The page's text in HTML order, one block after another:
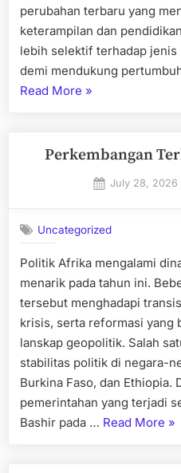
perubahan terbaru yang
keterampilan dan
lebih selektif terhadap
demi mendukung
Read More “Perkembangan
Imigrasi
Australia”
»
Perkembangan
Posted
July 28, 2026
Uncategorized
Politik Afrika mengalami
menarik pada tahun ini.
tersebut menghadapi
krisis, serta reformasi yang
lanskap geopolitik. Salah
stabilitas politik di negara-
Burkina Faso, dan Ethiopia.
pemerintahan yang terjadi
Bashir pada … Read More »